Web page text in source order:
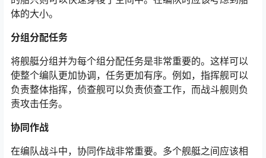
体的大小。
分组分配任务
将舰艇分组并为每个组分配任务是非常重要的。这样可以
使整个编队更加协调，任务更加有序。例如，指挥舰可以
负责整体指挥，侦查舰可以负责侦查工作，而战斗舰则负
责攻击任务。
协同作战
在编队战斗中，协同作战非常重要。多个舰艇之间应该相